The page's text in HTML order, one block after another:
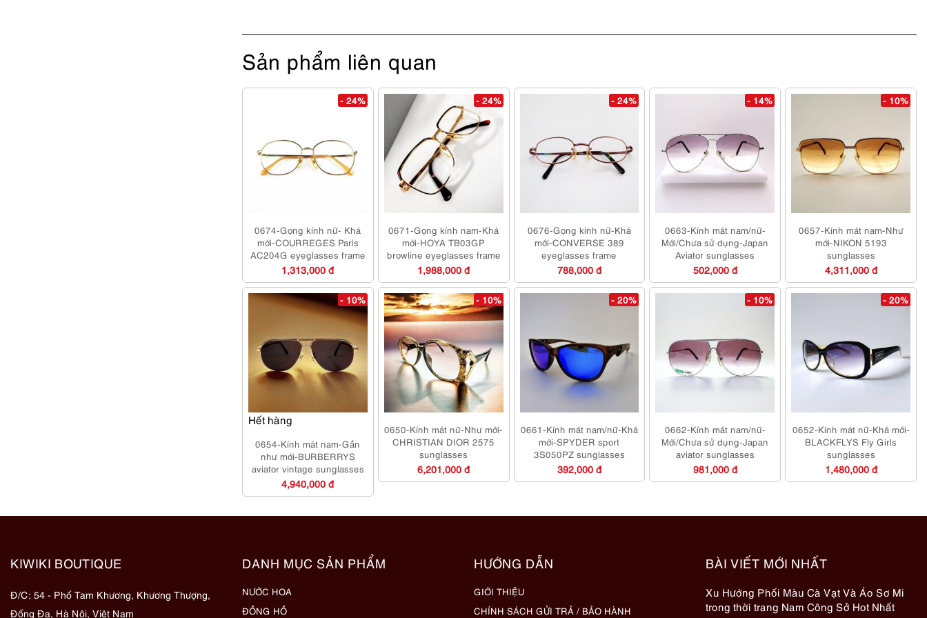
Sản phẩm liên quan
- 24%
0674-Gọng kính nữ- Khá
mới-COURREGES Paris
AC204G eyeglasses frame
1,313,000 đ
- 24%
0671-Gọng kính nam-Khá
mới-HOYA TB03GP
browline eyeglasses frame
1,988,000 đ
- 24%
0676-Gọng kính nữ-Khá
mới-CONVERSE 389
eyeglasses frame
788,000 đ
- 14%
0663-Kính mát nam/nữ-
Mới/Chưa sử dụng-Japan
Aviator sunglasses
502,000 đ
- 10%
0657-Kính mát nam-Như
mới-NIKON 5193
sunglasses
4,311,000 đ
Hết hàng
- 10%
0654-Kính mát nam-Gần
như mới-BURBERRYS
aviator vintage sunglasses
4,940,000 đ
- 10%
0650-Kính mát nữ-Như mới-
CHRISTIAN DIOR 2575
sunglasses
6,201,000 đ
- 20%
0661-Kính mát nam/nữ-Khá
mới-SPYDER sport
3S050PZ sunglasses
392,000 đ
- 10%
0662-Kính mát nam/nữ-
Mới/Chưa sử dụng-Japan
aviator sunglasses
981,000 đ
- 20%
0652-Kính mát nữ-Khá mới-
BLACKFLYS Fly Girls
sunglasses
1,480,000 đ
KIWIKI BOUTIQUE
Đ/C: 54 - Phố Tam Khương, Khương Thượng,
Đống Đa, Hà Nội, Việt Nam
DANH MỤC SẢN PHẨM
NƯỚC HOA
ĐỒNG HỒ
HƯỚNG DẪN
GIỚI THIỆU
CHÍNH SÁCH GỬI TRẢ / BẢO HÀNH
BÀI VIẾT MỚI NHẤT
Xu Hướng Phối Màu Cà Vạt Và Áo Sơ Mi
trong thời trang Nam Công Sở Hot Nhất